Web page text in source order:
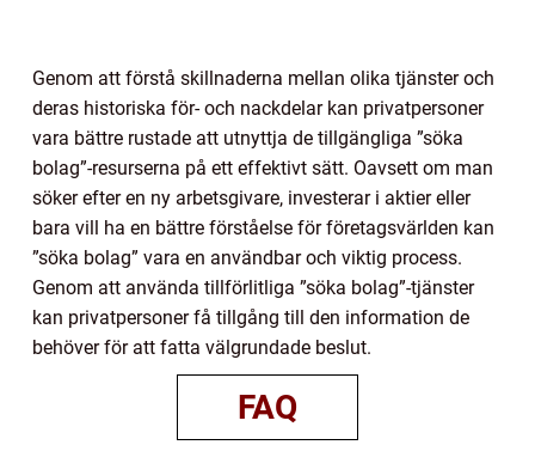
Genom att förstå skillnaderna mellan olika tjänster och
deras historiska för- och nackdelar kan privatpersoner
vara bättre rustade att utnyttja de tillgängliga ”söka
bolag”-resurserna på ett effektivt sätt. Oavsett om man
söker efter en ny arbetsgivare, investerar i aktier eller
bara vill ha en bättre förståelse för företagsvärlden kan
”söka bolag” vara en användbar och viktig process.
Genom att använda tillförlitliga ”söka bolag”-tjänster
kan privatpersoner få tillgång till den information de
behöver för att fatta välgrundade beslut.
FAQ